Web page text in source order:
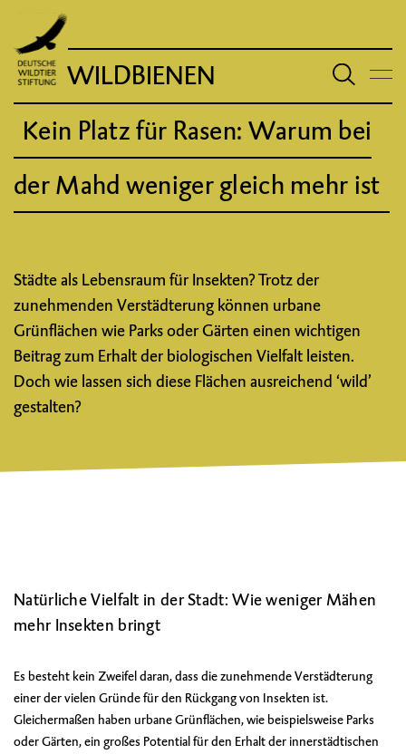
WILDBIENEN
Kein Platz für Rasen: Warum bei
der Mahd weniger gleich mehr ist
Städte als Lebensraum für Insekten? Trotz der
zunehmenden Verstädterung können urbane
Grünflächen wie Parks oder Gärten einen wichtigen
Beitrag zum Erhalt der biologischen Vielfalt leisten.
Doch wie lassen sich diese Flächen ausreichend ‘wild’
gestalten?
Natürliche Vielfalt in der Stadt: Wie weniger Mähen
mehr Insekten bringt
Es besteht kein Zweifel daran, dass die zunehmende Verstädterung
einer der vielen Gründe für den Rückgang von Insekten ist.
Gleichermaßen haben urbane Grünflächen, wie beispielsweise Parks
oder Gärten, ein großes Potential für den Erhalt der innerstädtischen